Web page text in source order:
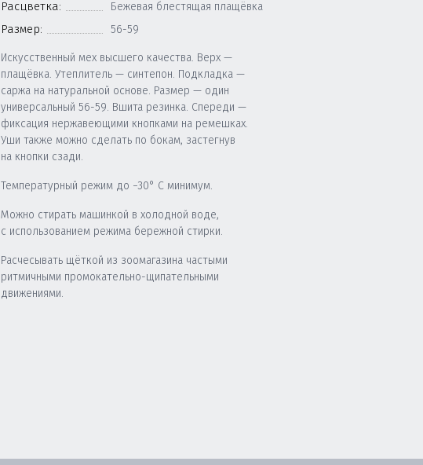
Расцветка: Бежевая блестящая плащёвка
Размер: 56-59
Искусственный мех высшего качества. Верх —
плащёвка. Утеплитель — синтепон. Подкладка —
саржа на натуральной основе. Размер — один
универсальный 56-59. Вшита резинка. Спереди —
фиксация нержавеющими кнопками на ремешках.
Уши также можно сделать по бокам, застегнув
на кнопки сзади.
Температурный режим до −30° C минимум.
Можно стирать машинкой в холодной воде,
с использованием режима бережной стирки.
Расчесывать щёткой из зоомагазина частыми
ритмичными промокательно-щипательными
движениями.